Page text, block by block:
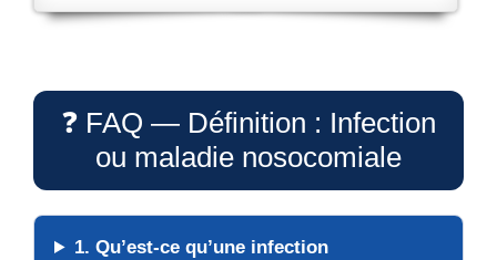
❓ FAQ — Définition : Infection
ou maladie nosocomiale
1. Qu’est-ce qu’une infection